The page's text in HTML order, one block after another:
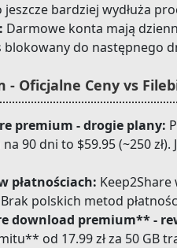
bardziej wydłuża
Darmowe konta mają
do następnego
- Oficjalne Ceny vs
premium - drogie plany:
na 90 dni to $59.95 (~250
płatnościach:
polskich metod
download premium** -
od 17.99 zł za 50 GB